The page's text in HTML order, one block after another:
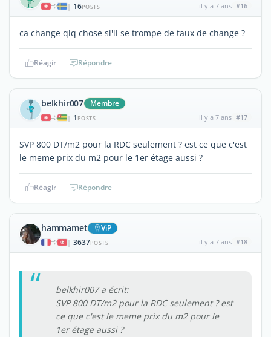
| 16POSTS il y a 7 ans #16
ca change qlq chose si'il se trompe de taux de change ?
Réagir Répondre
belkhir007 Membre
| 1 POSTS il y a 7 ans #17
SVP 800 DT/m2 pour la RDC seulement ? est ce que c'est
le meme prix du m2 pour le 1er étage aussi ?
Réagir Répondre
hammamet ViP
| 3637POSTS il y a 7 ans #18
belkhir007 a écrit:
SVP 800 DT/m2 pour la RDC seulement ? est
ce que c'est le meme prix du m2 pour le
1er étage aussi ?